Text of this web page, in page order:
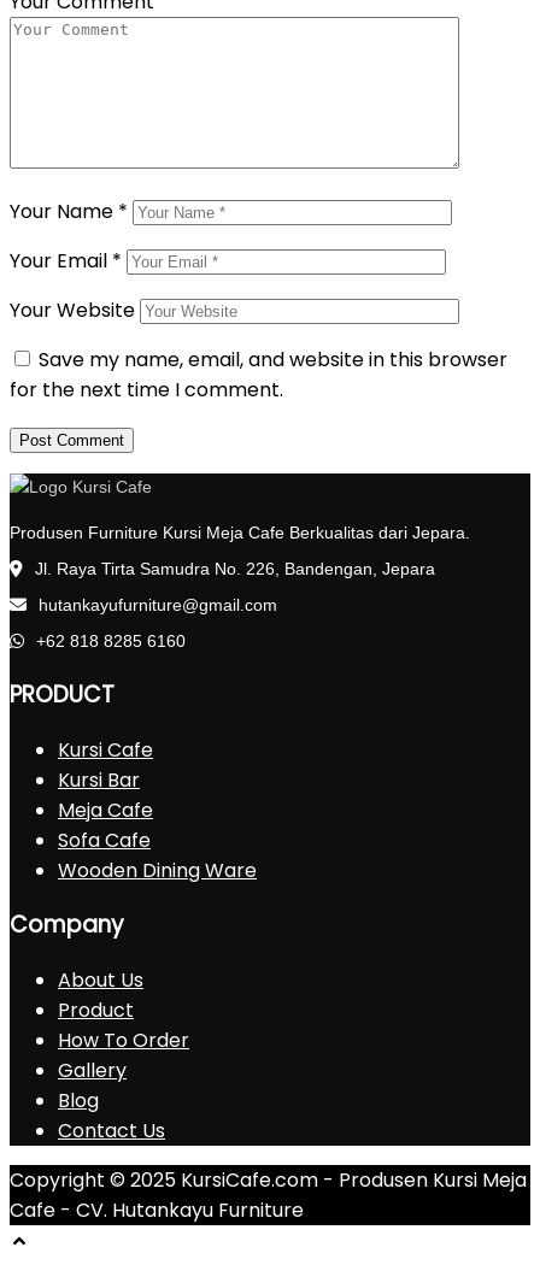
Your Name *
Your Email *
Your Website
Save my name, email, and website in this browser
for the next time I comment.
Produsen Furniture Kursi Meja Cafe Berkualitas dari Jepara.
Jl. Raya Tirta Samudra No. 226, Bandengan, Jepara
hutankayufurniture@gmail.com
+62 818 8285 6160
PRODUCT
Kursi Cafe
Kursi Bar
Meja Cafe
Sofa Cafe
Wooden Dining Ware
Company
About Us
Product
How To Order
Gallery
Blog
Contact Us
Copyright © 2025 KursiCafe.com - Produsen Kursi Meja
Cafe - CV. Hutankayu Furniture